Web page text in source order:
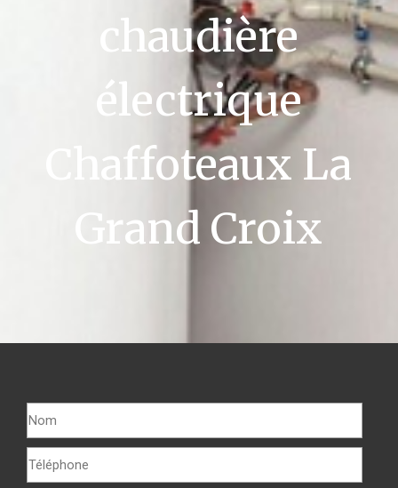
chaudière
électrique
Chaffoteaux La
Grand Croix